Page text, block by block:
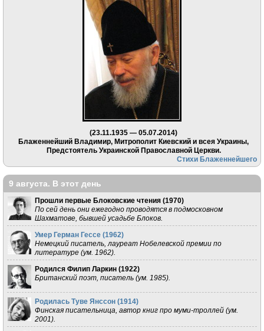
(23.11.1935 — 05.07.2014)
Блаженнейший Владимир, Митрополит Киевский и всея Украины,
Предстоятель Украинской Православной Церкви.
Стихи Блаженнейшего
9 августа. В этот день
Прошли первые Блоковские чтения (1970)
По сей день они ежегодно проводятся в подмосковном
Шахматове, бывшей усадьбе Блоков.
Умер Герман Гессе (1962)
Немецкий писатель, лауреат Нобелевской премии по
литературе (ум. 1962).
Родился Филип Ларкин (1922)
Британский поэт, писатель (ум. 1985).
Родилась Туве Янссон (1914)
Финская писательница, автор книг про муми-троллей (ум.
2001).